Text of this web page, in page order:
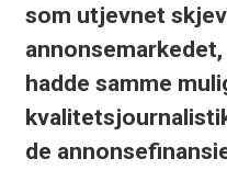
som utjevnet
hadde samme
de